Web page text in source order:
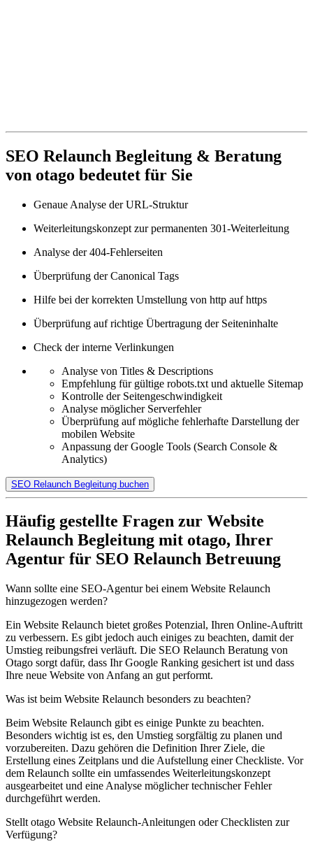
SEO Relaunch Begleitung & Beratung
von otago bedeutet für Sie
Genaue Analyse der URL-Struktur
Weiterleitungskonzept zur permanenten 301-Weiterleitung
Analyse der 404-Fehlerseiten
Überprüfung der Canonical Tags
Hilfe bei der korrekten Umstellung von http auf https
Überprüfung auf richtige Übertragung der Seiteninhalte
Check der interne Verlinkungen
Analyse von Titles & Descriptions
Empfehlung für gültige robots.txt und aktuelle Sitemap
Kontrolle der Seitengeschwindigkeit
Analyse möglicher Serverfehler
Überprüfung auf mögliche fehlerhafte Darstellung der
mobilen Website
Anpassung der Google Tools (Search Console &
Analytics)
SEO Relaunch Begleitung buchen
Häufig gestellte Fragen zur Website
Relaunch Begleitung mit otago, Ihrer
Agentur für SEO Relaunch Betreuung
Wann sollte eine SEO-Agentur bei einem Website Relaunch
hinzugezogen werden?
Ein Website Relaunch bietet großes Potenzial, Ihren Online-Auftritt
zu verbessern. Es gibt jedoch auch einiges zu beachten, damit der
Umstieg reibungsfrei verläuft. Die SEO Relaunch Beratung von
Otago sorgt dafür, dass Ihr Google Ranking gesichert ist und dass
Ihre neue Website von Anfang an gut performt.
Was ist beim Website Relaunch besonders zu beachten?
Beim Website Relaunch gibt es einige Punkte zu beachten.
Besonders wichtig ist es, den Umstieg sorgfältig zu planen und
vorzubereiten. Dazu gehören die Definition Ihrer Ziele, die
Erstellung eines Zeitplans und die Aufstellung einer Checkliste. Vor
dem Relaunch sollte ein umfassendes Weiterleitungskonzept
ausgearbeitet und eine Analyse möglicher technischer Fehler
durchgeführt werden.
Stellt otago Website Relaunch-Anleitungen oder Checklisten zur
Verfügung?